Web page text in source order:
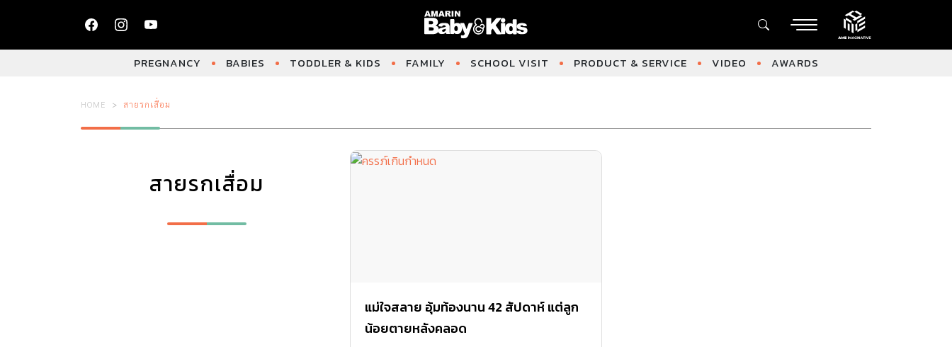
PREGNANCY BABIES TODDLER & KIDS FAMILY SCHOOL VISIT PRODUCT & SERVICE VIDEO AWARDS
HOME สายรกเสื่อม
สายรกเสื่อม
แม่ใจสลาย อุ้มท้องนาน 42 สัปดาห์ แต่ลูก
น้อยตายหลังคลอด